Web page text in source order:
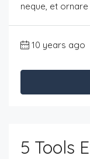
neque, et ornare
10 years ago
5 Tools